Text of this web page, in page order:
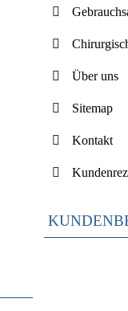
Über uns
Sitemap
Kontakt